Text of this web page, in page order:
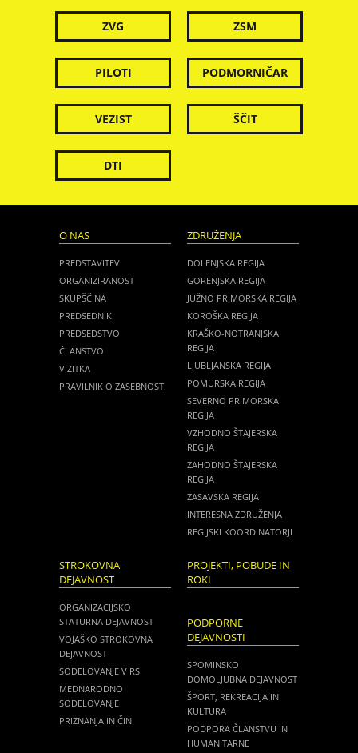
ZVG ZSM
PILOTI PODMORNIČAR
VEZIST ŠČIT
DTI
O NAS
PREDSTAVITEV
ORGANIZIRANOST
SKUPŠČINA
PREDSEDNIK
PREDSEDSTVO
ČLANSTVO
VIZITKA
PRAVILNIK O ZASEBNOSTI
ZDRUŽENJA
DOLENJSKA REGIJA
GORENJSKA REGIJA
JUŽNO PRIMORSKA REGIJA
KOROŠKA REGIJA
KRAŠKO-NOTRANJSKA
REGIJA
LJUBLJANSKA REGIJA
POMURSKA REGIJA
SEVERNO PRIMORSKA
REGIJA
VZHODNO ŠTAJERSKA
REGIJA
ZAHODNO ŠTAJERSKA
REGIJA
ZASAVSKA REGIJA
INTERESNA ZDRUŽENJA
REGIJSKI KOORDINATORJI
STROKOVNA
DEJAVNOST
ORGANIZACIJSKO
STATURNA DEJAVNOST
VOJAŠKO STROKOVNA
DEJAVNOST
SODELOVANJE V RS
MEDNARODNO
SODELOVANJE
PRIZNANJA IN ČINI
PROJEKTI, POBUDE IN
ROKI
PODPORNE
DEJAVNOSTI
SPOMINSKO
DOMOLJUBNA DEJAVNOST
ŠPORT, REKREACIJA IN
KULTURA
PODPORA ČLANSTVU IN
HUMANITARNE